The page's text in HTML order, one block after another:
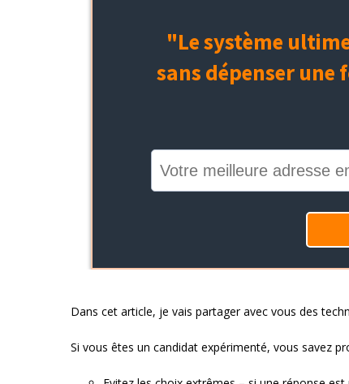
Dans cet article, je vais partager avec vous des
Si vous êtes un candidat expérimenté, vous savez